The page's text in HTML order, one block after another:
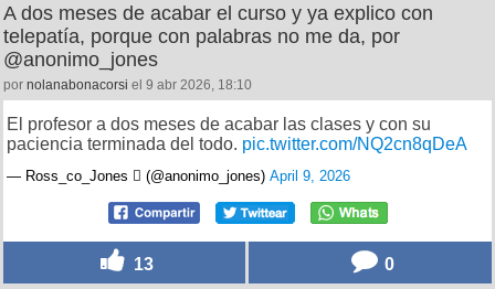
A dos meses de acabar el curso y ya explico con
telepatía, porque con palabras no me da, por
@anonimo_jones
por nolanabonacorsi el 9 abr 2026, 18:10
El profesor a dos meses de acabar las clases y con su
paciencia terminada del todo. pic.twitter.com/NQ2cn8qDeA
— Ross_co_Jones  (@anonimo_jones) April 9, 2026
13 0